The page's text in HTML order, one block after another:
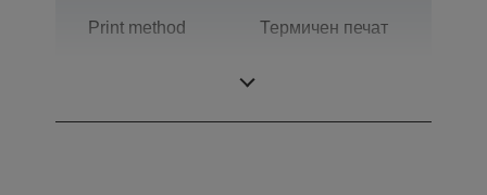
Print method Термичен печат